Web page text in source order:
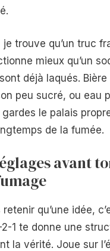
trouve qu’un truc
mieux qu’un
déjà laqués. Bière
peu sucré, ou eau
le palais
de la fumée.
avant
qu’une idée,
1 te donne une
la vérité. Joue sur